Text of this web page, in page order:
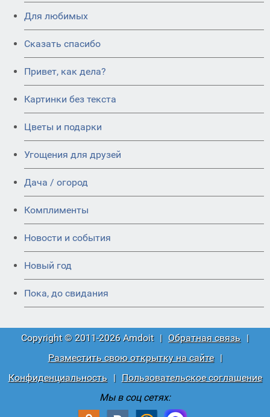
Для любимых
Сказать спасибо
Привет, как дела?
Картинки без текста
Цветы и подарки
Угощения для друзей
Дача / огород
Комплименты
Новости и события
Новый год
Пока, до свидания
Copyright © 2011-2026 Amdoit | Обратная связь |
Разместить свою открытку на сайте
|
Конфиденциальность
|
Пользовательское соглашение
Мы в соц сетях: